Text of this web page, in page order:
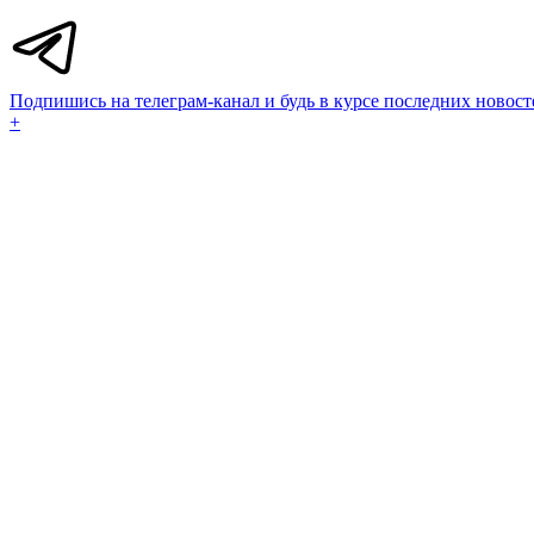
Подпишись на телеграм-канал и будь в курсе последних
+